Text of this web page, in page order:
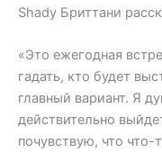
Shady Бриттани
«Это ежегодная
гадать, кто будет
главный вариант. Я
действительно
почувствую, что